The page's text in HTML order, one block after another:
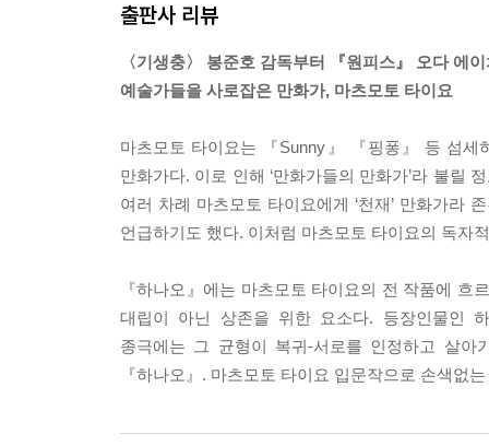
출판사 리뷰
〈기생충〉 봉준호 감독부터 『원피스』 오다 에
예술가들을 사로잡은 만화가, 마츠모토 타이요
마츠모토 타이요는 『Sunny』 『핑퐁』 등 섬세
만화가다. 이로 인해 ‘만화가들의 만화가’라 불릴
여러 차례 마츠모토 타이요에게 ‘천재’ 만화가라
언급하기도 했다. 이처럼 마츠모토 타이요의 독자
『하나오』에는 마츠모토 타이요의 전 작품에
대립이 아닌 상존을 위한 요소다. 등장인물인
종극에는 그 균형이 복귀-서로를 인정하고 살
『하나오』. 마츠모토 타이요 입문작으로 손색없